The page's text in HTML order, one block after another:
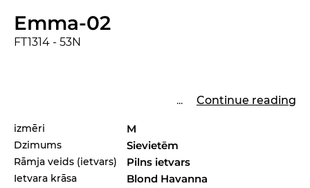
Emma-02
FT1314 - 53N
... Continue reading
izmēri M
Dzimums Sievietēm
Rāmja veids (ietvars) Pilns ietvars
Ietvara krāsa Blond Havanna